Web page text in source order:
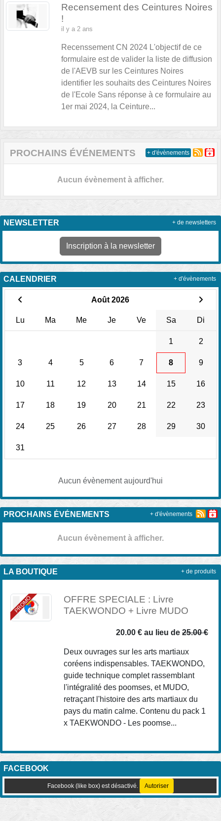
Recensement des Ceintures Noires
!
il y a 2 ans
Recenssement CN 2024 L'objectif de ce
formulaire est de valider la liste de diffusion
de l'AEVB sur les Ceintures Noires
identifier les souhaits des Ceintures Noires
de l'Ecole Sans réponse à ce formulaire au
1er mai 2024, la Ceinture...
PROCHAINS ÉVÉNEMENTS
Aucun évènement à afficher.
+ d'évènements
NEWSLETTER
Inscription à la newsletter
+ de newsletters
CALENDRIER
Août 2026
Lu Ma Me Je Ve Sa Di
1 2
3 4 5 6 7 8 9
10 11 12 13 14 15 16
17 18 19 20 21 22 23
24 25 26 27 28 29 30
31
Aucun évènement aujourd'hui
+ d'évènements
PROCHAINS ÉVÉNEMENTS
Aucun évènement à afficher.
+ d'évènements
LA BOUTIQUE
PROMO
OFFRE SPECIALE : Livre
TAEKWONDO + Livre MUDO
20.00 € au lieu de 25.00 €
Deux ouvrages sur les arts martiaux
coréens indispensables. TAEKWONDO,
guide technique complet rassemblant
l'intégralité des poomses, et MUDO,
retraçant l'histoire des arts martiaux du
pays du matin calme. Contenu du pack 1
x TAEKWONDO - Les poomse...
+ de produits
FACEBOOK
Facebook (like box) est désactivé. Autoriser